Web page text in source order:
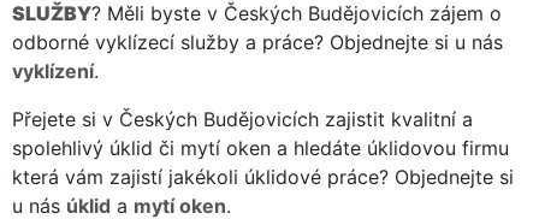
SLUŽBY? Měli byste v Českých Budějovicích zájem o
odborné vyklízecí služby a práce? Objednejte si u nás
vyklízení.
Přejete si v Českých Budějovicích zajistit kvalitní a
spolehlivý úklid či mytí oken a hledáte úklidovou firmu
která vám zajistí jakékoli úklidové práce? Objednejte si
u nás úklid a mytí oken.